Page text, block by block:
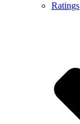
Ratings